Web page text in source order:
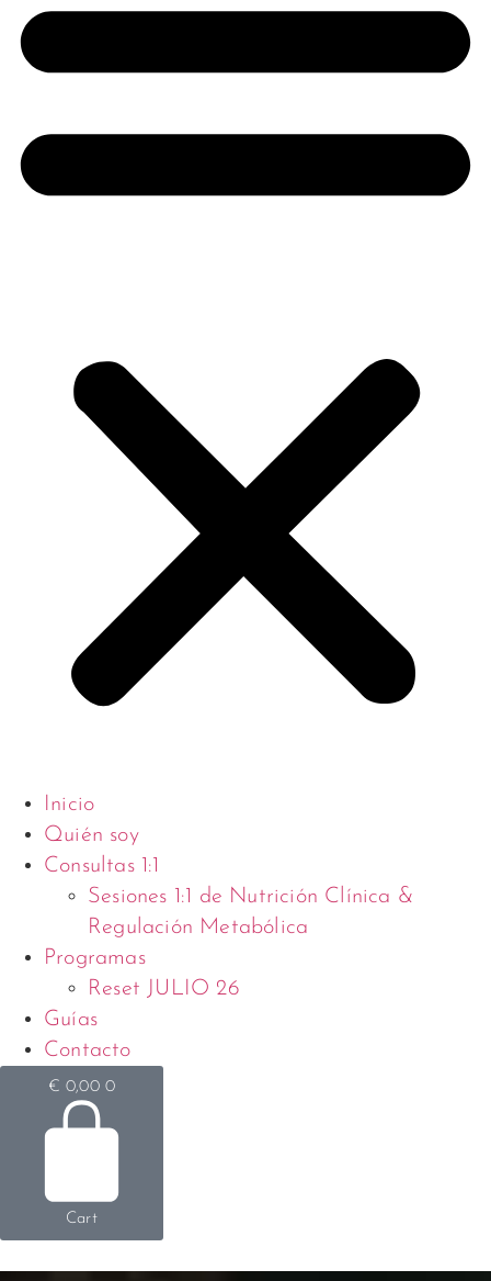
Inicio
Quién soy
Consultas 1:1
Sesiones 1:1 de Nutrición Clínica &
Regulación Metabólica
Programas
Reset JULIO 26
Guías
Contacto
€ 0,00 0
Cart